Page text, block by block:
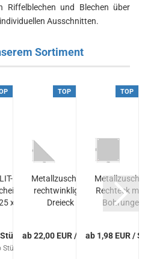
Riffelblechen und Blechen über
Ausschnitten.
Sortiment
x
TOP
Metallzuschnitt
rechtwinkliges
Dreieck
ab 22,00 EUR / Stück
TOP
Rechteck mit
Bohrungen
ab 1,98 EUR /